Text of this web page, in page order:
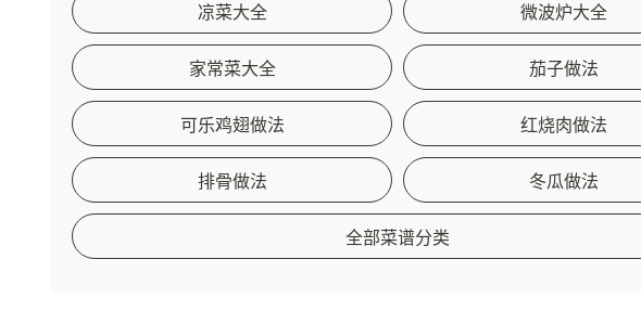
凉菜大全 微波炉大全
家常菜大全 茄子做法
可乐鸡翅做法 红烧肉做法
排骨做法 冬瓜做法
全部菜谱分类